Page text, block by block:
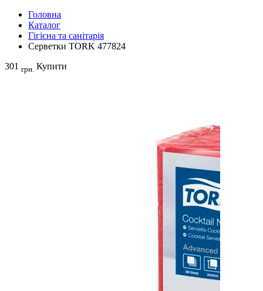
Головна
Каталог
Гігієна та санітарія
Серветки TORK 477824
301 грн. Купити